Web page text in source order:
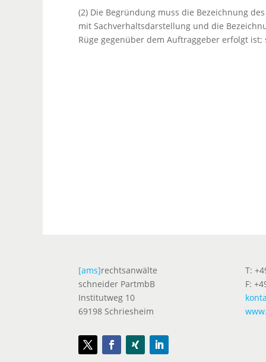
(2) Die Begründung muss die Bezeichnung
mit Sachverhaltsdarstellung und die
Rüge gegenüber dem Auftraggeber erfolgt
[ams]rechtsanwälte
schneider PartmbB
Institutweg 10
69198 Schriesheim
T:
F: